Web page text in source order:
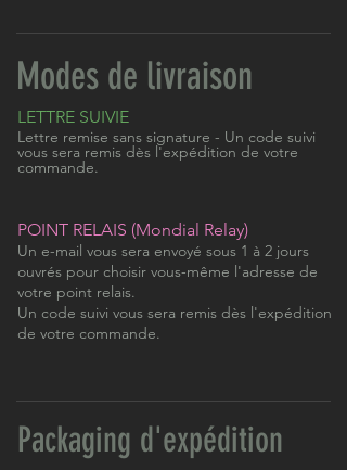
Modes de livraison
LETTRE SUIVIE
Lettre remise sans signature - Un code suivi
vous sera remis dès l'expédition de votre
commande.
POINT RELAIS (Mondial Relay)
Un e-mail vous sera envoyé sous 1 à 2 jours
ouvrés pour choisir vous-même l'adresse de
votre point relais.
Un code suivi vous sera remis dès l'expédition
de votre commande.
Packaging d'expédition